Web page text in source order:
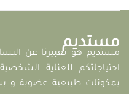
مستديم
مستديم هو تعبيرنا عن
احتياجاتكم للعناية
بمكونات طبيعية عضوية و